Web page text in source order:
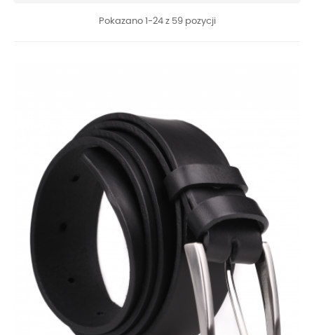
Pokazano 1-24 z 59 pozycji